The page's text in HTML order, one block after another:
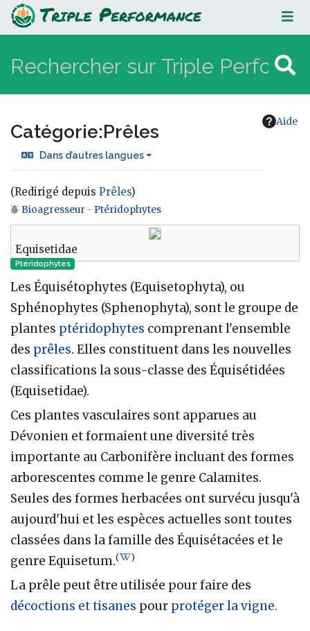
Prêles
Aide
Catégorie:Prêles
Dans d’autres langues
(Redirigé depuis Prêles)
Aller à :navigation,rechercher
Bioagresseur - Ptéridophytes
Equisetidae
Ptéridophytes
Les Équisétophytes (Equisetophyta), ou
Sphénophytes (Sphenophyta), sont le groupe de
plantes ptéridophytes comprenant l'ensemble
des prêles. Elles constituent dans les nouvelles
classifications la sous-classe des Équisétidées
(Equisetidae).
Ces plantes vasculaires sont apparues au
Dévonien et formaient une diversité très
importante au Carbonifère incluant des formes
arborescentes comme le genre Calamites.
Seules des formes herbacées ont survécu jusqu'à
aujourd'hui et les espèces actuelles sont toutes
classées dans la famille des Équisétacées et le
genre Equisetum.( )
La prêle peut être utilisée pour faire des
décoctions et tisanes pour protéger la vigne.